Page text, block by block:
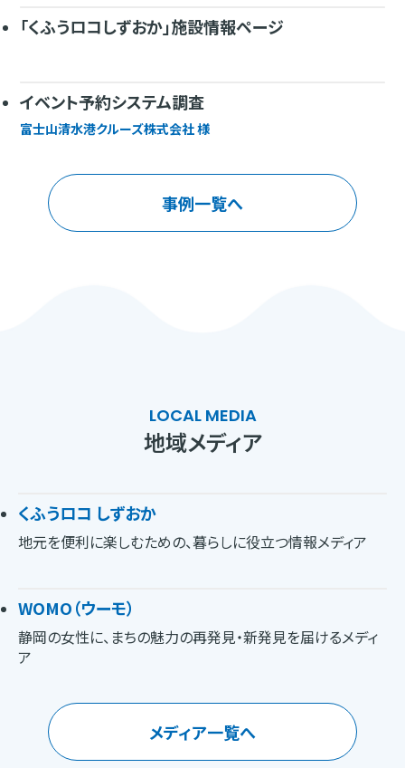
「くふうロコしずおか」施設情報ページ
イベント予約システム調査
富士山清水港クルーズ株式会社 様
事例一覧へ
LOCAL MEDIA
地域メディア
くふうロコ しずおか
地元を便利に楽しむための、暮らしに役立つ情報メディア
WOMO（ウーモ）
静岡の女性に、まちの魅力の再発見・新発見を届けるメディ
ア
メディア一覧へ